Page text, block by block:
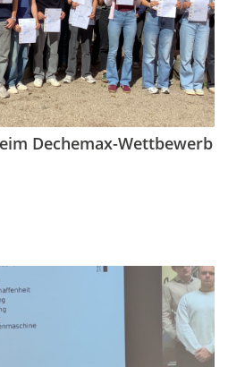
Dechemax-Wettbewerb